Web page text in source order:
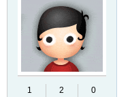
1
2
0